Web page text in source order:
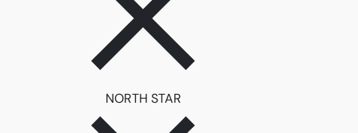
NORTH STARลบตัวกรอง NORTH STAR